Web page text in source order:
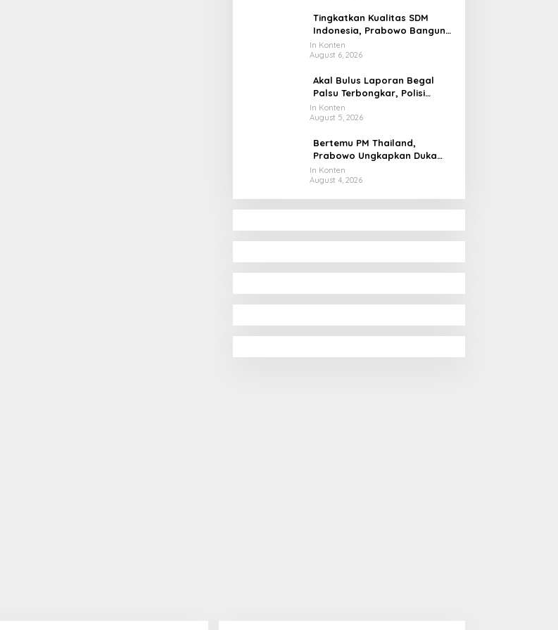
Tingkatkan Kualitas SDM
Indonesia, Prabowo Bangun
Sekolah Unggulan hingga
Undang Universitas Terbaik
In Konten
August 6, 2026
Akal Bulus Laporan Begal
Palsu Terbongkar, Polisi
Ungkap Penggelapan Uang
Perusahaan untuk Crypto
In Konten
August 5, 2026
Bertemu PM Thailand,
Prabowo Ungkapkan Duka
Cita kepada Putri dan
Selamat Ulang Tahun ke Raja
In Konten
August 4, 2026